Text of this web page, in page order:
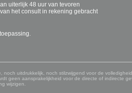
uiterlijk 48 uur van tevoren
het consult in rekening gebracht
uitdrukkelijk, noch stilzwijgend voor de
geen aansprakelijkheid voor de directe of indirecte
wijzigen.